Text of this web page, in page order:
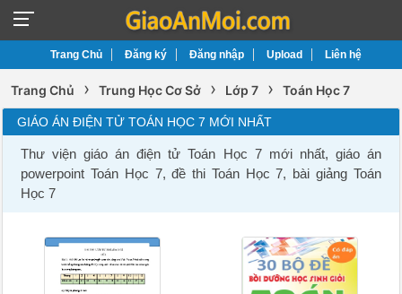
Trang Chủ Đăng ký Đăng nhập Upload Liên hệ
Trang Chủ › Trung Học Cơ Sở › Lớp 7 › Toán Học 7
GIÁO ÁN ĐIỆN TỬ TOÁN HỌC 7 MỚI NHẤT
Thư viện giáo án điện tử Toán Học 7 mới nhất, giáo án
powerpoint Toán Học 7, đề thi Toán Học 7, bài giảng Toán
Học 7